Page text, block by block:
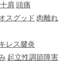
肩 頭痛
スグッド 肉離れ
レス腱炎
起立性調節障害